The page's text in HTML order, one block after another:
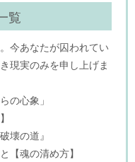
覧
今あなたが囚われてい
現実のみを申し上げま
の心象」
壊の道』
【魂の清め方】